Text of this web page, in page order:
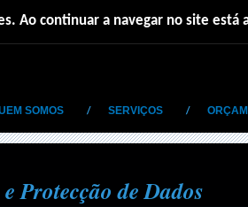
SOMOS SERVIÇOS
Protecção de Dados
Ao continuar a navegar no site está